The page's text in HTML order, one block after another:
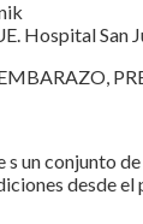
Hospital San
s un conjunto
desde